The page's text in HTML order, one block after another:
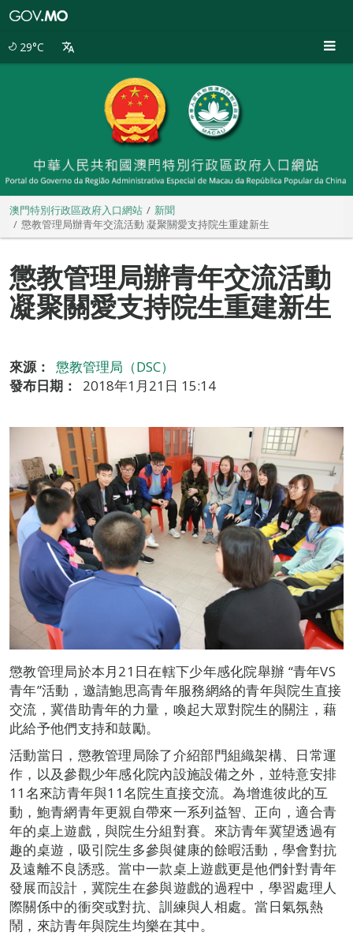
29°C
澳門特別行政區政府入口網站
新聞
懲教管理局辦青年交流活動 凝聚關愛支持院生重建新生
懲教管理局辦青年交流活動
凝聚關愛支持院生重建新生
來源：
懲教管理局（DSC）
發布日期：
2018年1月21日 15:14
懲教管理局於本月21日在轄下少年感化院舉辦 “青年VS
青年”活動，邀請鮑思高青年服務網絡的青年與院生直接
交流，冀借助青年的力量，喚起大眾對院生的關注，藉
此給予他們支持和鼓勵。
活動當日，懲教管理局除了介紹部門組織架構、日常運
作，以及參觀少年感化院內設施設備之外，並特意安排
11名來訪青年與11名院生直接交流。為增進彼此的互
動，鮑青網青年更親自帶來一系列益智、正向，適合青
年的桌上遊戲，與院生分組對賽。來訪青年冀望透過有
趣的桌遊，吸引院生多參與健康的餘暇活動，學會對抗
及遠離不良誘惑。當中一款桌上遊戲更是他們針對青年
發展而設計，冀院生在參與遊戲的過程中，學習處理人
際關係中的衝突或對抗、訓練與人相處。當日氣氛熱
鬧，來訪青年與院生均樂在其中。